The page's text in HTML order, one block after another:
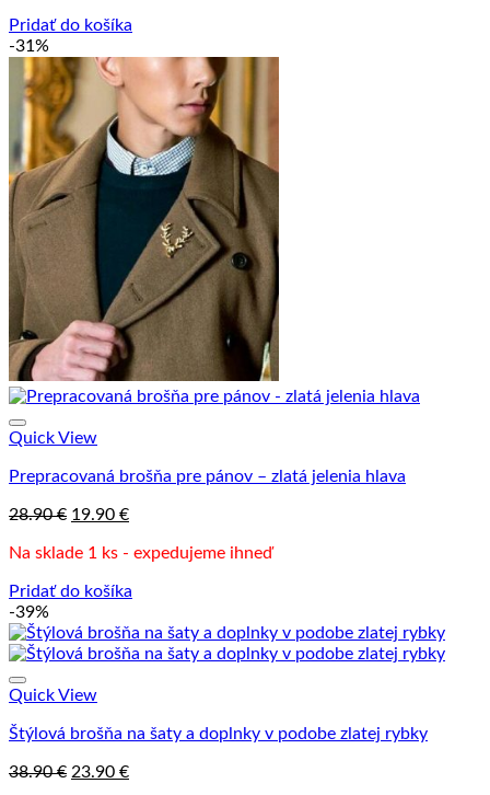
Pridať do košíka
-31%
Quick View
Prepracovaná brošňa pre pánov – zlatá jelenia hlava
28.90€ Pôvodná
bola:
19.90 €Aktuálna
je:
Na sklade 1 ks - expedujeme ihneď
Pridať do košíka
-39%
Quick View
Štýlová brošňa na šaty a doplnky v podobe zlatej rybky
38.90€ Pôvodná
23.90 €Aktuálna